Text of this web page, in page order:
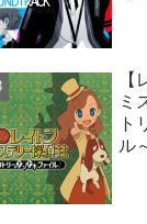
ミ
ト
ル